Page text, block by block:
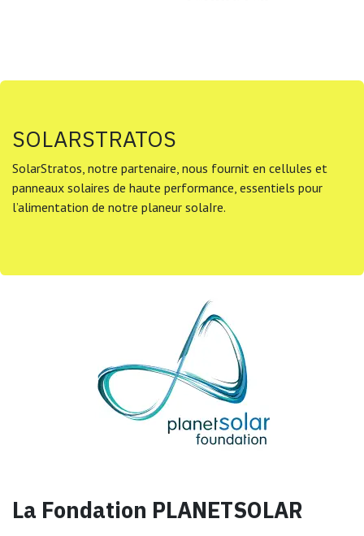
SOLARSTRATOS
SolarStratos, notre partenaire, nous fournit en cellules et
panneaux solaires de haute performance, essentiels pour
l’alimentation de notre planeur solaIre.
La Fondation PLANETSOLAR